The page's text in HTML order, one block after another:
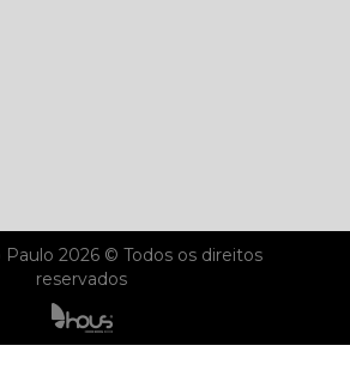
Paulo 2026 © Todos os direitos
reservados